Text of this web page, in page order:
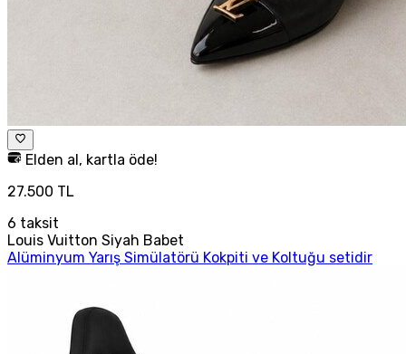
Elden al, kartla öde!
27.500 TL
6 taksit
Louis Vuitton Siyah Babet
Alüminyum Yarış Simülatörü Kokpiti ve Koltuğu setidir